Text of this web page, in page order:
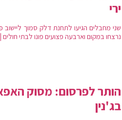
ירי
נרצחו במקום וארבעה פצועים פונו לבתי
הותר לפרסום: מסוק
בג'נין